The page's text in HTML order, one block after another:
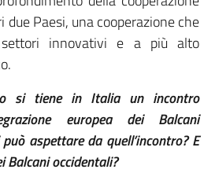
Paesi, una cooperazione che
innovativi e a più alto
si tiene in Italia un incontro
europea dei Balcani
aspettare da quell’incontro? E
Balcani occidentali?